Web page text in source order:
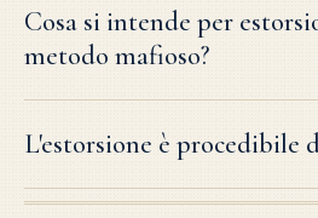
Cosa si intende per
metodo mafioso?
L'estorsione è procedibile